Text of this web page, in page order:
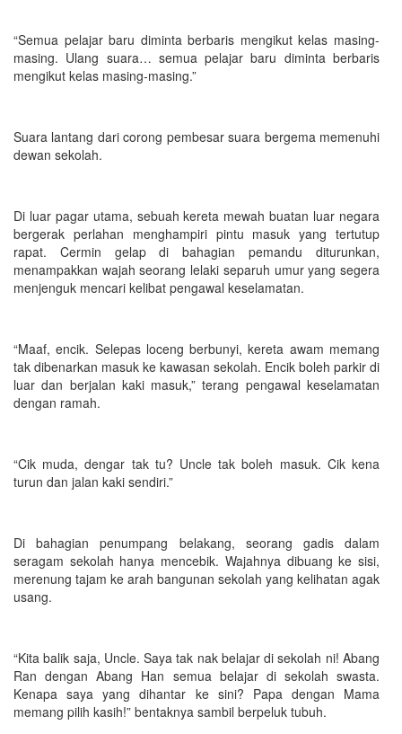
“Semua pelajar baru diminta berbaris mengikut kelas masing-
masing. Ulang suara… semua pelajar baru diminta berbaris
mengikut kelas masing-masing.”
Suara lantang dari corong pembesar suara bergema memenuhi
dewan sekolah.
Di luar pagar utama, sebuah kereta mewah buatan luar negara
bergerak perlahan menghampiri pintu masuk yang tertutup
rapat. Cermin gelap di bahagian pemandu diturunkan,
menampakkan wajah seorang lelaki separuh umur yang segera
menjenguk mencari kelibat pengawal keselamatan.
“Maaf, encik. Selepas loceng berbunyi, kereta awam memang
tak dibenarkan masuk ke kawasan sekolah. Encik boleh parkir di
luar dan berjalan kaki masuk,” terang pengawal keselamatan
dengan ramah.
“Cik muda, dengar tak tu? Uncle tak boleh masuk. Cik kena
turun dan jalan kaki sendiri.”
Di bahagian penumpang belakang, seorang gadis dalam
seragam sekolah hanya mencebik. Wajahnya dibuang ke sisi,
merenung tajam ke arah bangunan sekolah yang kelihatan agak
usang.
“Kita balik saja, Uncle. Saya tak nak belajar di sekolah ni! Abang
Ran dengan Abang Han semua belajar di sekolah swasta.
Kenapa saya yang dihantar ke sini? Papa dengan Mama
memang pilih kasih!” bentaknya sambil berpeluk tubuh.